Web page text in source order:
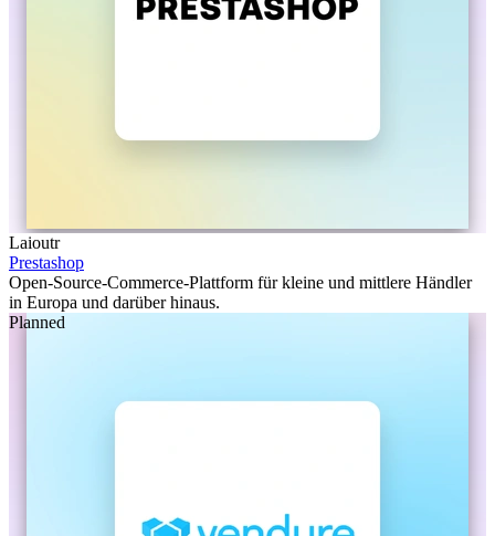
Laioutr
Prestashop
Open-Source-Commerce-Plattform für kleine und mittlere Händler
in Europa und darüber hinaus.
Planned